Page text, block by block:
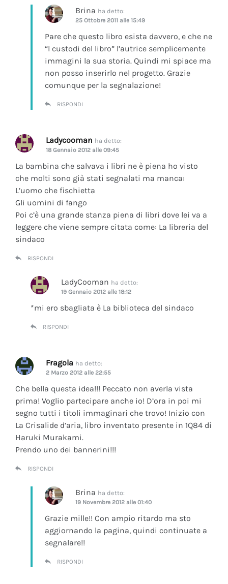
Brina ha detto:
25 Ottobre 2011 alle 15:49
Pare che questo libro esista davvero, e che ne
“I custodi del libro” l’autrice semplicemente
immagini la sua storia. Quindi mi spiace ma
non posso inserirlo nel progetto. Grazie
comunque per la segnalazione!
RISPONDI
Ladycooman ha detto:
18 Gennaio 2012 alle 09:45
La bambina che salvava i libri ne è piena ho visto
che molti sono già stati segnalati ma manca:
L’uomo che fischietta
Gli uomini di fango
Poi c’è una grande stanza piena di libri dove lei va a
leggere che viene sempre citata come: La libreria del
sindaco
RISPONDI
LadyCooman ha detto:
19 Gennaio 2012 alle 18:12
*mi ero sbagliata è La biblioteca del sindaco
RISPONDI
Fragola ha detto:
2 Marzo 2012 alle 22:55
Che bella questa idea!!! Peccato non averla vista
prima! Voglio partecipare anche io! D’ora in poi mi
segno tutti i titoli immaginari che trovo! Inizio con
La Crisalide d’aria, libro inventato presente in 1Q84 di
Haruki Murakami.
Prendo uno dei bannerini!!!
RISPONDI
Brina ha detto:
19 Novembre 2012 alle 01:40
Grazie mille!! Con ampio ritardo ma sto
aggiornando la pagina, quindi continuate a
segnalare!!
RISPONDI